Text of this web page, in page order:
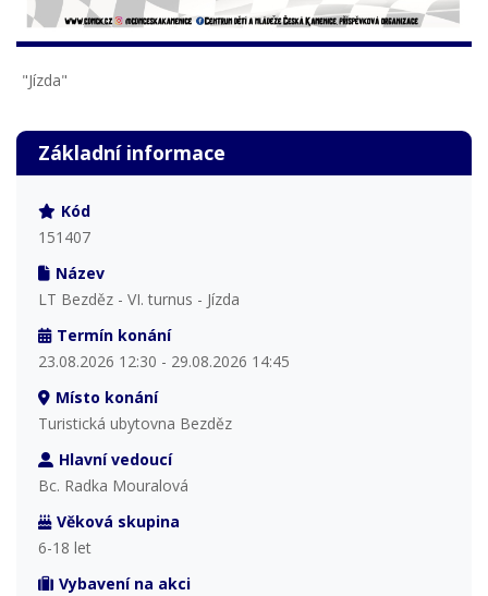
"Jízda"
Základní informace
Kód
151407
Název
LT Bezděz - VI. turnus - Jízda
Termín konání
23.08.2026 12:30 - 29.08.2026 14:45
Místo konání
Turistická ubytovna Bezděz
Hlavní vedoucí
Bc. Radka Mouralová
Věková skupina
6-18 let
Vybavení na akci